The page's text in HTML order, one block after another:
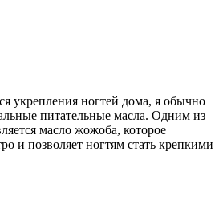
укрепления ногтей дома, я обычно
питательные масла. Одним из
масло жожоба, которое
и позволяет ногтям стать крепкими